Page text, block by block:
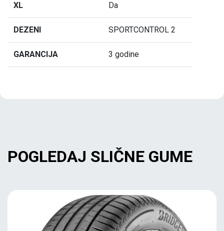
XL Da
DEZENI SPORTCONTROL 2
GARANCIJA 3 godine
POGLEDAJ SLIČNE GUME